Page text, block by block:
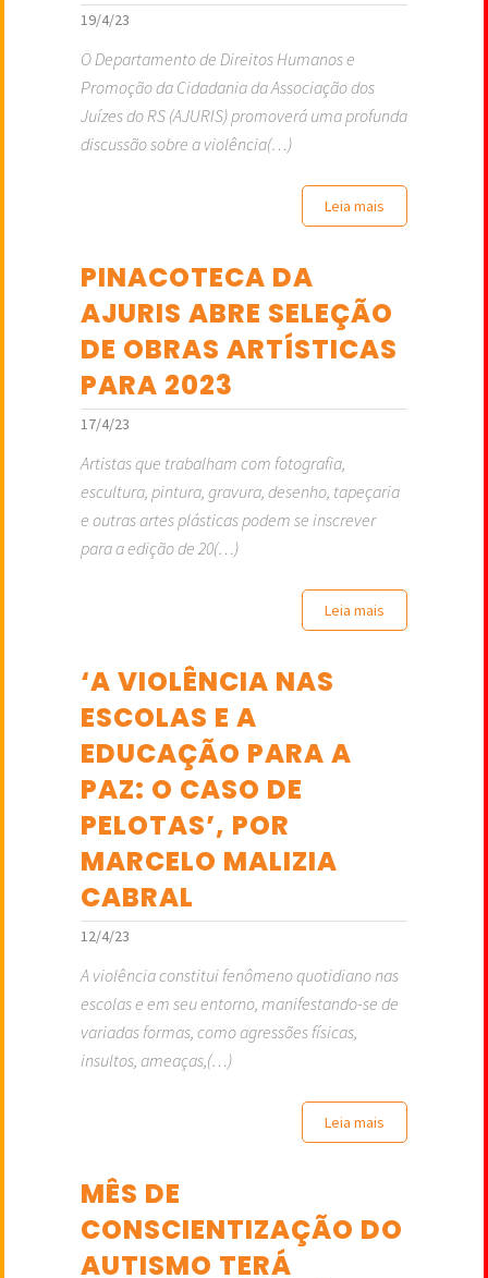
19/4/23
O Departamento de Direitos Humanos e
Promoção da Cidadania da Associação dos
Juízes do RS (AJURIS) promoverá uma profunda
discussão sobre a violência(…)
Leia mais
PINACOTECA DA
AJURIS ABRE SELEÇÃO
DE OBRAS ARTÍSTICAS
PARA 2023
17/4/23
Artistas que trabalham com fotografia,
escultura, pintura, gravura, desenho, tapeçaria
e outras artes plásticas podem se inscrever
para a edição de 20(…)
Leia mais
‘A VIOLÊNCIA NAS
ESCOLAS E A
EDUCAÇÃO PARA A
PAZ: O CASO DE
PELOTAS’, POR
MARCELO MALIZIA
CABRAL
12/4/23
A violência constitui fenômeno quotidiano nas
escolas e em seu entorno, manifestando-se de
variadas formas, como agressões físicas,
insultos, ameaças,(…)
Leia mais
MÊS DE
CONSCIENTIZAÇÃO DO
AUTISMO TERÁ